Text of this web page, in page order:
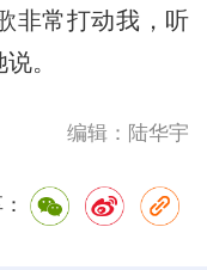
非常打动我，听
。
编辑：陆华宇